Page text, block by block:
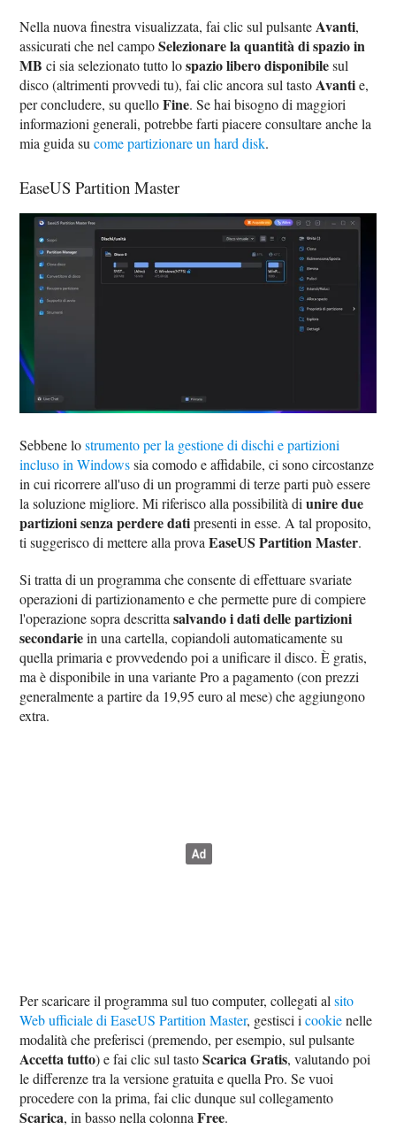
Nella nuova finestra visualizzata, fai clic sul pulsanteAvanti,
assicurati che nel campoSelezionare la quantità di spazio in
MB ci sia selezionato tutto lospazio libero disponibilesul
disco (altrimenti provvedi tu), fai clic ancora sul tastoAvantie,
per concludere, su quelloFine. Se hai bisogno di maggiori
informazioni generali, potrebbe farti piacere consultare anche la
mia guida sucome partizionare un hard disk.
EaseUS Partition Master
Sebbene lostrumento per la gestione di dischi e partizioni
incluso in Windowssia comodo e affidabile, ci sono circostanze
in cui ricorrere all'uso di un programmi di terze parti può essere
la soluzione migliore. Mi riferisco alla possibilità diunire due
partizioni senza perdere datipresenti in esse. A tal proposito,
ti suggerisco di mettere alla provaEaseUS Partition Master.
Si tratta di un programma che consente di effettuare svariate
operazioni di partizionamento e che permette pure di compiere
l'operazione sopra descrittasalvando i dati delle partizioni
secondariein una cartella, copiandoli automaticamente su
quella primaria e provvedendo poi a unificare il disco. È gratis,
ma è disponibile in una variante Pro a pagamento (con prezzi
generalmente a partire da 19,95 euro al mese) che aggiungono
extra.
Per scaricare il programma sul tuo computer, collegati alsito
Web ufficiale di EaseUS Partition Master, gestisci icookienelle
modalità che preferisci (premendo, per esempio, sul pulsante
Accetta tutto) e fai clic sul tastoScarica Gratis, valutando poi
le differenze tra la versione gratuita e quella Pro. Se vuoi
procedere con la prima, fai clic dunque sul collegamento
Scarica, in basso nella colonnaFree.